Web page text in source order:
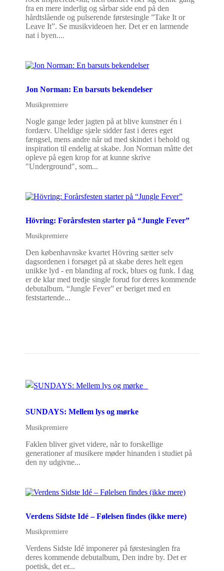
fra en mere inderlig og sårbar side end på den
hårdtslående og pulserende førstesingle ”Take It or
Leave It”. Se musikvideoen her. Det er en larmende
nat i byen....
Jon Norman: En barsuts bekendelser
Musikpremiere
Nogle gange leder jagten på at blive kunstner én i
fordærv. Uheldige sjæle sidder fast i deres eget
fængsel, mens andre når ud med skindet i behold og
inspiration til endelig at skabe. Jon Norman måtte det
opleve på egen krop for at kunne skrive
"Underground", som...
Hövring: Forårsfesten starter på “Jungle Fever”
Musikpremiere
Den københavnske kvartet Hövring sætter selv
dagsordenen i forsøget på at skabe deres helt egen
unikke lyd - en blanding af rock, blues og funk. I dag
er de klar med tredje single forud for deres kommende
debutalbum. “Jungle Fever” er beriget med en
feststartende...
SUNDAYS: Mellem lys og mørke
Musikpremiere
Faklen bliver givet videre, når to forskellige
generationer af musikere møder hinanden i studiet på
den ny udgivne...
Verdens Sidste Idé – Følelsen findes (ikke mere)
Musikpremiere
Verdens Sidste Idé imponerer på førstesinglen fra
deres kommende debutalbum, Den indre by. Det er
poetisk, det er...